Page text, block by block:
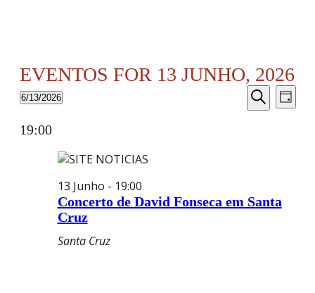
EVENTOS FOR 13 JUNHO, 2026
DEPesquisar
de
Dia
6/13/2026
a
19:00
Concerto de David Fonseca em Santa
Cruz
13 Junho - 19:00
Santa Cruz